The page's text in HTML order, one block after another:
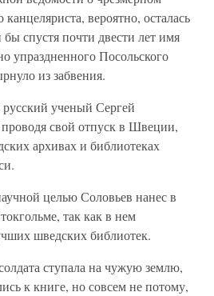
вероятно, осталась
спустя почти двести лет имя
упраздненного Посольского
из забвения.
ученый Сергей
свой отпуск в Швеции,
архивах и библиотеках
целью Соловьев нанес в
так как в нем
шведских библиотек.
ступала на чужую землю,
к книге, но совсем не потому,